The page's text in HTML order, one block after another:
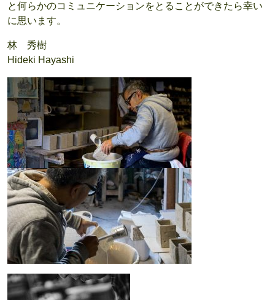
と何らかのコミュニケーションをとることができたら幸い
に思います。
林 秀樹
Hideki Hayashi